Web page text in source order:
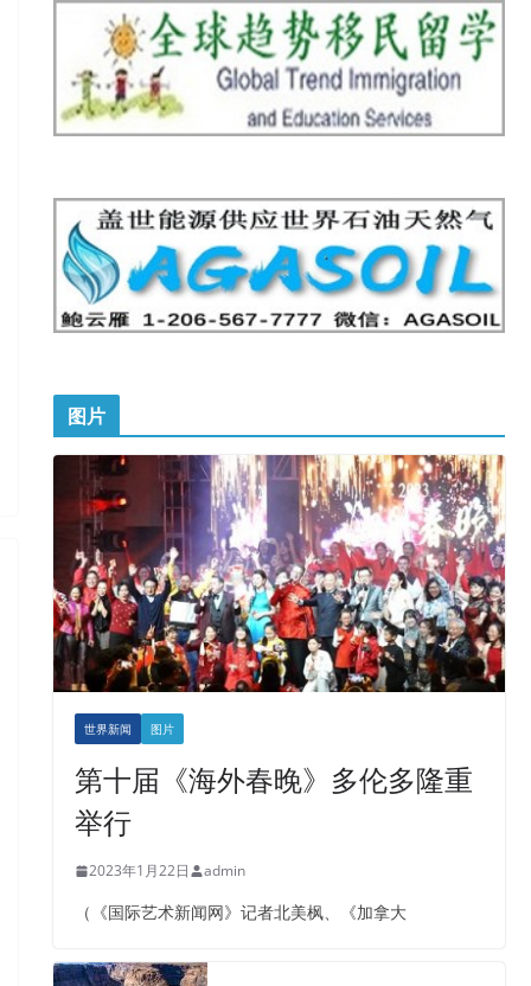
图片
世界新闻 图片
第十届《海外春晚》多伦多隆重
举行
2023年1月22日 admin
（《国际艺术新闻网》记者北美枫、《加拿大